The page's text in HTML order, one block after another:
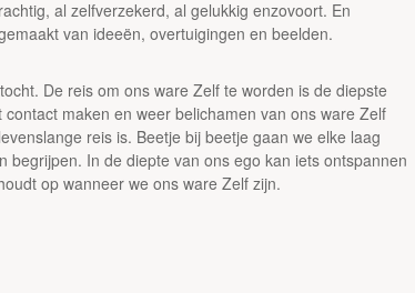
al zelfverzekerd, al gelukkig enzovoort. En
van ideeën, overtuigingen en beelden.
De reis om ons ware Zelf te worden is de diepste
maken en weer belichamen van ons ware Zelf
reis is. Beetje bij beetje gaan we elke laag
In de diepte van ons ego kan iets ontspannen
op wanneer we ons ware Zelf zijn.